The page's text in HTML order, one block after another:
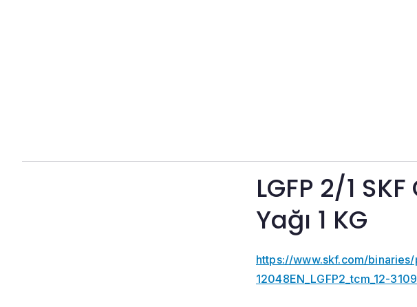
LGFP 2/1
Yağı 1 KG
https://www.skf.com/
12048EN_LGFP2_tcm_12-